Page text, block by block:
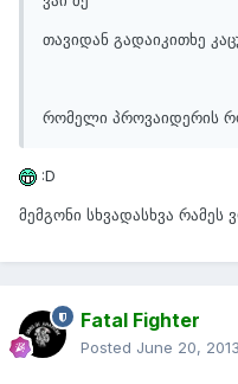
თავიდან გადაიკითხე
რომელი პროვაიდერის
:D
მემგონი სხვადასხვა რამეს
Fatal Fighter
Posted June 20, 2013